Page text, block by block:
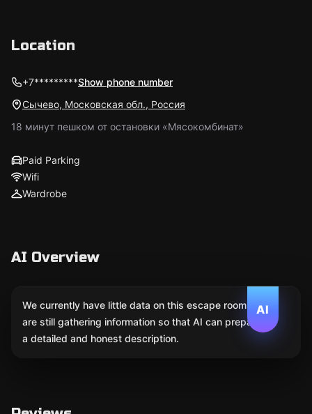
Location
+7*********Show phone number
Сычево, Московская обл., Россия
18 минут пешком от остановки «Мясокомбинат»
Paid Parking
Wifi
Wardrobe
AI Overview
AI
We currently have little data on this escape room. We
are still gathering information so that AI can prepare
a detailed and honest description.